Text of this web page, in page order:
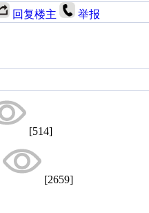
回复楼主 举报
[514]
[2659]